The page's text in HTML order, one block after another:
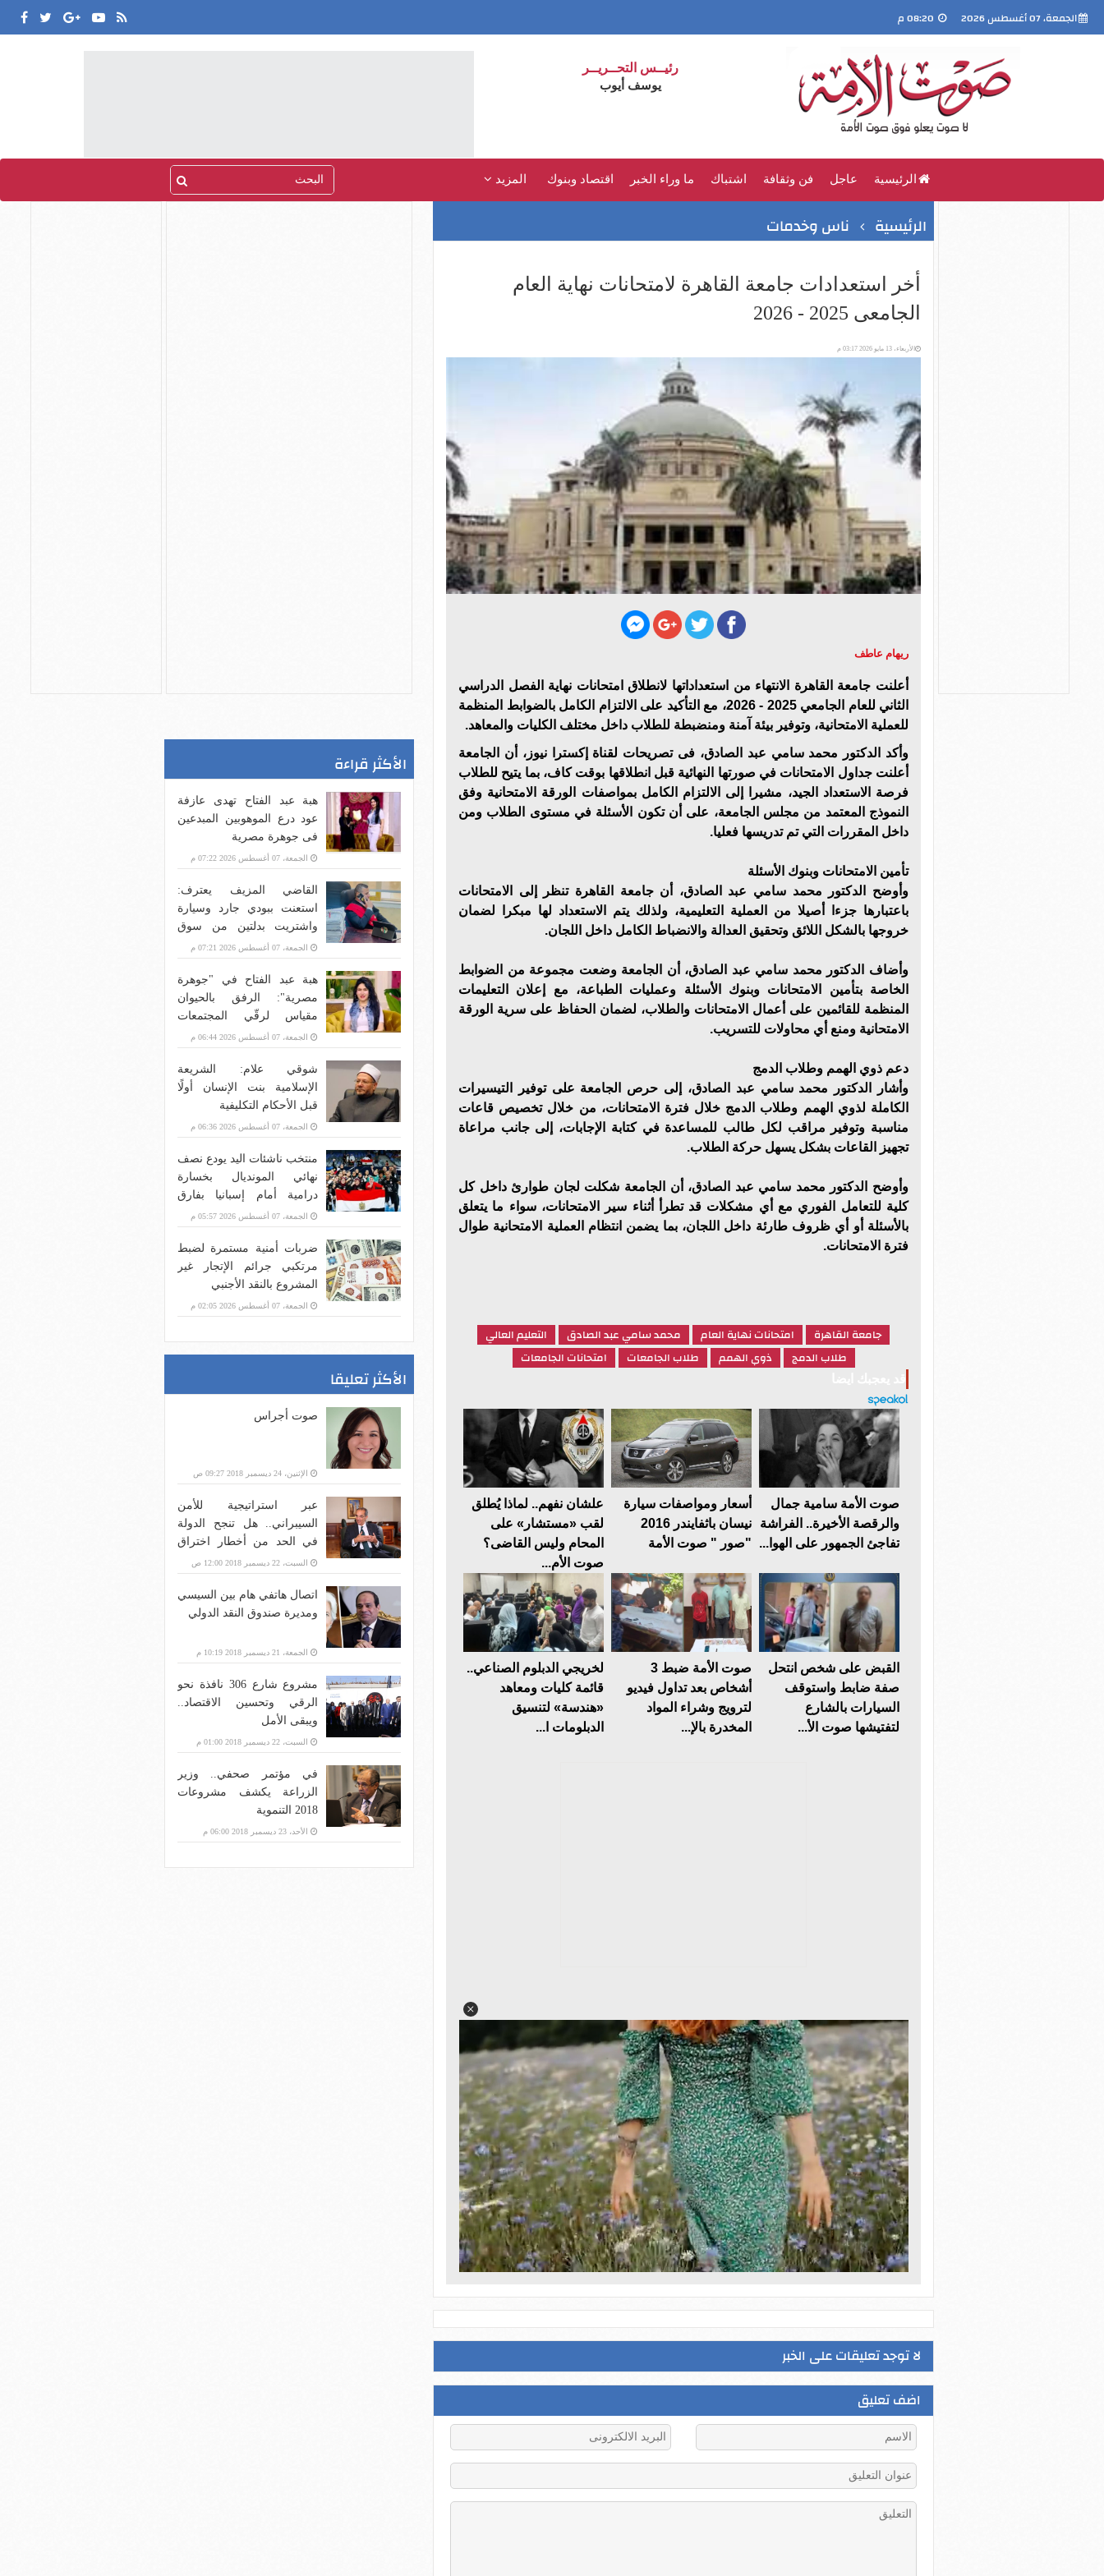
الجمعة، 07 أغسطس 2026
رئيــس التحــريــر
يوسف أيوب
الرئيسية عاجل فن وثقافة اشتباك ما وراء الخبر اقتصاد وبنوك المزيد
الرئيسية ناس وخدمات
أخر استعدادات جامعة القاهرة لامتحانات نهاية العام
الجامعى 2025 - 2026
الأربعاء، 13 مايو 2026 03:17 م
ريهام عاطف
أعلنت جامعة القاهرة الانتهاء من استعداداتها لانطلاق امتحانات نهاية الفصل الدراسي
الثاني للعام الجامعي 2025 - 2026، مع التأكيد على الالتزام الكامل بالضوابط المنظمة
للعملية الامتحانية، وتوفير بيئة آمنة ومنضبطة للطلاب داخل مختلف الكليات والمعاهد.
وأكد الدكتور محمد سامي عبد الصادق، فى تصريحات لقناة إكسترا نيوز، أن الجامعة
أعلنت جداول الامتحانات في صورتها النهائية قبل انطلاقها بوقت كاف، بما يتيح للطلاب
فرصة الاستعداد الجيد، مشيرا إلى الالتزام الكامل بمواصفات الورقة الامتحانية وفق
النموذج المعتمد من مجلس الجامعة، على أن تكون الأسئلة في مستوى الطلاب ومن
داخل المقررات التي تم تدريسها فعليا.
تأمين الامتحانات وبنوك الأسئلة
وأوضح الدكتور محمد سامي عبد الصادق، أن جامعة القاهرة تنظر إلى الامتحانات
باعتبارها جزءا أصيلا من العملية التعليمية، ولذلك يتم الاستعداد لها مبكرا لضمان
خروجها بالشكل اللائق وتحقيق العدالة والانضباط الكامل داخل اللجان.
وأضاف الدكتور محمد سامي عبد الصادق، أن الجامعة وضعت مجموعة من الضوابط
الخاصة بتأمين الامتحانات وبنوك الأسئلة وعمليات الطباعة، مع إعلان التعليمات
المنظمة للقائمين على أعمال الامتحانات والطلاب، لضمان الحفاظ على سرية الورقة
الامتحانية ومنع أي محاولات للتسريب.
دعم ذوي الهمم وطلاب الدمج
وأشار الدكتور محمد سامي عبد الصادق، إلى حرص الجامعة على توفير التيسيرات
الكاملة لذوي الهمم وطلاب الدمج خلال فترة الامتحانات، من خلال تخصيص قاعات
مناسبة وتوفير مراقب لكل طالب للمساعدة في كتابة الإجابات، إلى جانب مراعاة
تجهيز القاعات بشكل يسهل حركة الطلاب.
وأوضح الدكتور محمد سامي عبد الصادق، أن الجامعة شكلت لجان طوارئ داخل كل
كلية للتعامل الفوري مع أي مشكلات قد تطرأ أثناء سير الامتحانات، سواء ما يتعلق
بالأسئلة أو أي ظروف طارئة داخل اللجان، بما يضمن انتظام العملية الامتحانية طوال
فترة الامتحانات.
جامعة القاهرة امتحانات نهاية العام محمد سامي عبد الصادق
التعليم العالي
طلاب الدمج
ذوي الهمم طلاب الجامعات امتحانات الجامعات
صوت الأمة سامية جمال
والرقصة الأخيرة.. الفراشة
تفاجئ الجمهور على الهوا...
أسعار ومواصفات سيارة
نيسان باثفايندر 2016
"صور " صوت الأمة
علشان نفهم.. لماذا يُطلق
لقب «مستشار» على
المحام وليس القاضى؟
صوت الأم...
القبض على شخص انتحل
صفة ضابط واستوقف
السيارات بالشارع
لتفتيشها صوت الأ...
صوت الأمة ضبط 3
أشخاص بعد تداول فيديو
لترويج وشراء المواد
المخدرة بالإ...
لخريجي الدبلوم الصناعي..
قائمة كليات ومعاهد
«هندسة» لتنسيق
الدبلومات ا...
لا توجد تعليقات على الخبر
اضف تعليق
الأكثر قراءة
هبة عبد الفتاح تهدى عازفة
عود درع الموهوبين المبدعين
فى جوهرة مصرية
الجمعة، 07 أغسطس 2026 07:22 م
القاضي المزيف يعترف:
استعنت ببودي جارد وسيارة
واشتريت بدلتين من سوق
الجمعة لإقناع ضحاياي بأنني
مستشار
الجمعة، 07 أغسطس 2026 07:21 م
هبة عبد الفتاح في "جوهرة
مصرية": الرفق بالحيوان
مقياس لرقّي المجتمعات
وليس رفاهية
الجمعة، 07 أغسطس 2026 06:44 م
شوقي علام: الشريعة
الإسلامية بنت الإنسان أولًا
قبل الأحكام التكليفية
الجمعة، 07 أغسطس 2026 06:36 م
منتخب ناشئات اليد يودع نصف
نهائي المونديال بخسارة
درامية أمام إسبانيا بفارق
هدف
الجمعة، 07 أغسطس 2026 05:57 م
ضربات أمنية مستمرة لضبط
مرتكبي جرائم الإتجار غير
المشروع بالنقد الأجنبي
الجمعة، 07 أغسطس 2026 02:05 م
الأكثر تعليقا
صوت أجراس
الإثنين، 24 ديسمبر 2018 09:27 ص
عبر استراتيجية للأمن
السيبراني.. هل تنجح الدولة
في الحد من أخطار اختراق
بنية الاتصالات؟
السبت، 22 ديسمبر 2018 12:00 ص
اتصال هاتفي هام بين السيسي
ومديرة صندوق النقد الدولي
الجمعة، 21 ديسمبر 2018 10:19 م
مشروع شارع 306 نافذة نحو
الرقي وتحسين الاقتصاد..
ويبقى الأمل
السبت، 22 ديسمبر 2018 01:00 م
في مؤتمر صحفي.. وزير
الزراعة يكشف مشروعات
2018 التنموية
الأحد، 23 ديسمبر 2018 06:00 م